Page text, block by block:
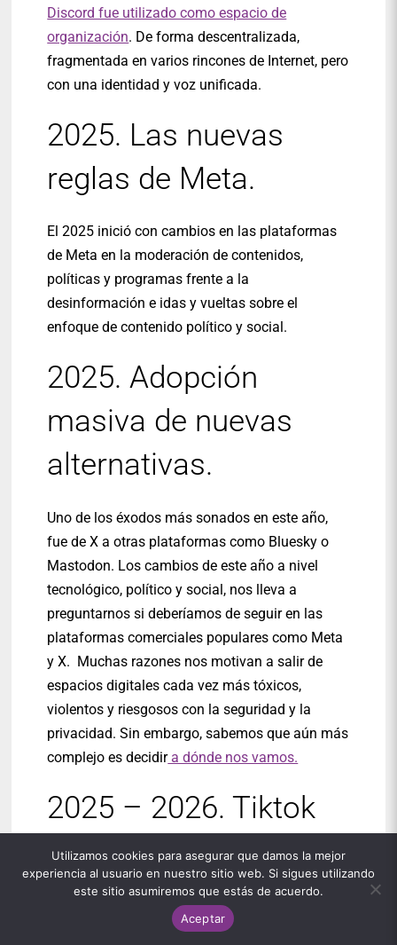
Discord fue utilizado como espacio de
organización. De forma descentralizada,
fragmentada en varios rincones de Internet, pero
con una identidad y voz unificada.
2025. Las nuevas
reglas de Meta.
El 2025 inició con cambios en las plataformas
de Meta en la moderación de contenidos,
políticas y programas frente a la
desinformación e idas y vueltas sobre el
enfoque de contenido político y social.
2025. Adopción
masiva de nuevas
alternativas.
Uno de los éxodos más sonados en este año,
fue de X a otras plataformas como Bluesky o
Mastodon. Los cambios de este año a nivel
tecnológico, político y social, nos lleva a
preguntarnos si deberíamos de seguir en las
plataformas comerciales populares como Meta
y X. Muchas razones nos motivan a salir de
espacios digitales cada vez más tóxicos,
violentos y riesgosos con la seguridad y la
privacidad. Sin embargo, sabemos que aún más
complejo es decidira dónde nos vamos.
2025 – 2026. Tiktok
llega a acuerdos
comerciales para
Utilizamos cookies para asegurar que damos la mejor
experiencia al usuario en nuestro sitio web. Si sigues utilizando
este sitio asumiremos que estás de acuerdo.
Aceptar